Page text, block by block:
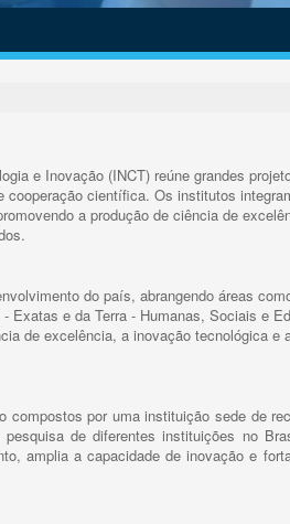
e Inovação (INCT) reúne grandes
científica. Os institutos
a produção de ciência de
do país, abrangendo áreas
Exatas e da Terra - Humanas, Sociais e
de excelência, a inovação tecnológica e
compostos por uma instituição sede de
de diferentes instituições no
amplia a capacidade de inovação e